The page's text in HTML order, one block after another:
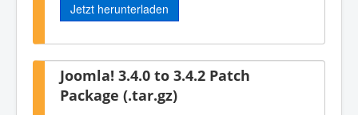
Jetzt herunterladen
Joomla! 3.4.0 to 3.4.2 Patch
Package (.tar.gz)